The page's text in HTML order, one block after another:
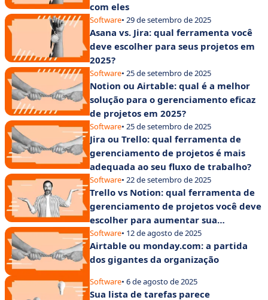
com eles
Software• 29 de setembro de 2025
Asana vs. Jira: qual ferramenta você
deve escolher para seus projetos em
2025?
Software• 25 de setembro de 2025
Notion ou Airtable: qual é a melhor
solução para o gerenciamento eficaz
de projetos em 2025?
Software• 25 de setembro de 2025
Jira ou Trello: qual ferramenta de
gerenciamento de projetos é mais
adequada ao seu fluxo de trabalho?
Software• 22 de setembro de 2025
Trello vs Notion: qual ferramenta de
gerenciamento de projetos você deve
escolher para aumentar sua
produtividade?
Software• 12 de agosto de 2025
Airtable ou monday.com: a partida
dos gigantes da organização
Software• 6 de agosto de 2025
Sua lista de tarefas parece